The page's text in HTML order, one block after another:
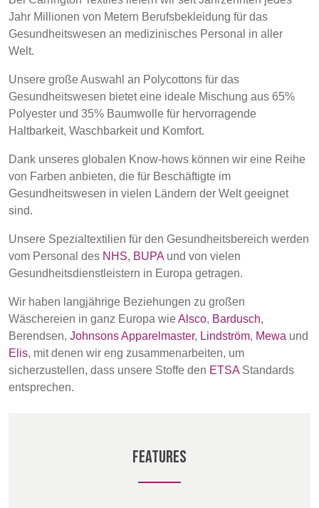
NAUMD 2026 (1)
FUTURE FORCES
SLOVAKIA
LATVIA
MOROCCO,
PORTUGAL, SPAIN
& TUNISIA
GERMANY,
AUSTRIA &
SWITZERLAND
HOLLAND
TRUTHAHN
BULGARIA,
GREECE,
HUNGARY,
SLOVENIA
BELGIUM,
DENMARK,
ICELAND,
UK, NORTHERN
IRELAND &
Jahr Millionen von Metern Berufsbekleidung für das
Gesundheitswesen an medizinisches Personal in aller
Welt.
Unsere große Auswahl an Polycottons für das
Gesundheitswesen bietet eine ideale Mischung aus 65%
Polyester und 35% Baumwolle für hervorragende
Haltbarkeit, Waschbarkeit und Komfort.
Dank unseres globalen Know-hows können wir eine Reihe
von Farben anbieten, die für Beschäftigte im
Gesundheitswesen in vielen Ländern der Welt geeignet
sind.
Unsere Spezialtextilien für den Gesundheitsbereich werden
vom Personal des NHS, BUPA und von vielen
Gesundheitsdienstleistern in Europa getragen.
Wir haben langjährige Beziehungen zu großen
Wäschereien in ganz Europa wieAlsco, Bardusch,
Berendsen, Johnsons Apparelmaster, Lindström, Mewa und
Elis, mit denen wir eng zusammenarbeiten, um
sicherzustellen, dass unsere Stoffe den ETSA Standards
entsprechen.
FEATURES